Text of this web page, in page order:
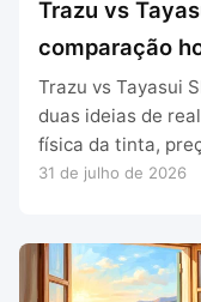
Trazu vs
comparação
Trazu vs Tayasui
duas ideias de
física da tinta,
31 de julho de 2026